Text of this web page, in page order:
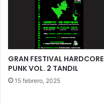
GRAN FESTIVAL HARDCORE
PUNK VOL. 2 TANDIL
15 febrero, 2025